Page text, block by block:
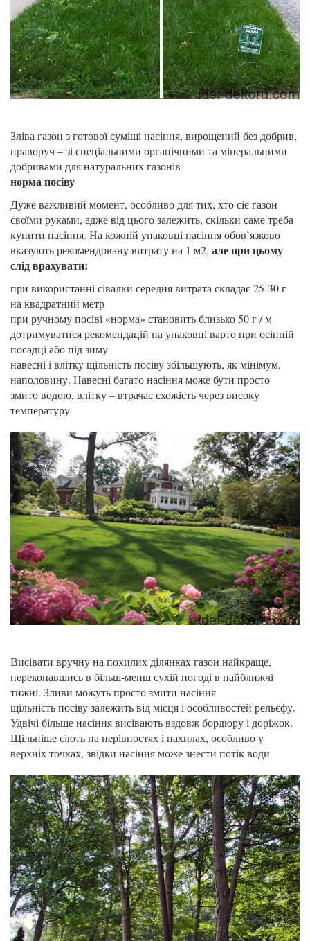
Зліва газон з готової суміші насіння, вирощений без добрив,
праворуч – зі спеціальними органічними та мінеральними
добривами для натуральних газонів
норма посіву
Дуже важливий момент, особливо для тих, хто сіє газон
своїми руками, адже від цього залежить, скільки саме треба
купити насіння. На кожній упаковці насіння обов’язково
вказують рекомендовану витрату на 1 м2, але при цьому
слід врахувати:
при використанні сівалки середня витрата складає 25-30 г
на квадратний метр
при ручному посіві «норма» становить близько 50 г / м
дотримуватися рекомендацій на упаковці варто при осінній
посадці або під зиму
навесні і влітку щільність посіву збільшують, як мінімум,
наполовину. Навесні багато насіння може бути просто
змито водою, влітку – втрачає схожість через високу
температуру
Висівати вручну на похилих ділянках газон найкраще,
переконавшись в більш-менш сухій погоді в найближчі
тижні. Зливи можуть просто змити насіння
щільність посіву залежить від місця і особливостей рельєфу.
Удвічі більше насіння висівають вздовж бордюру і доріжок.
Щільніше сіють на нерівностях і нахилах, особливо у
верхніх точках, звідки насіння може знести потік води